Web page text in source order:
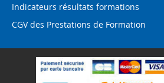
Indicateurs résultats formations
CGV des Prestations de Formation